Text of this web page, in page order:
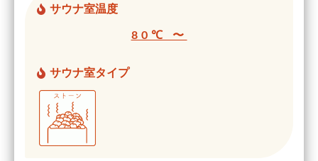
サウナ室温度
80℃ 〜
サウナ室タイプ